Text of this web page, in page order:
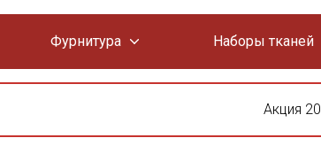
Фурнитура Наборы тканей
Акция